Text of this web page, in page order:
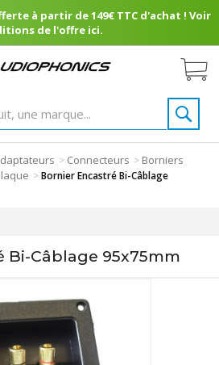
à partir de 149€ TTC d'achat ! Voir
de l'offre ici.
> Connecteurs > Borniers
>Bornier Encastré Bi-Câblage
Bi-Câblage 95x75mm